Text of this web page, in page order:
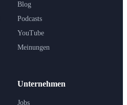
Blog
Podcasts
YouTube
Meinungen
Unternehmen
Jobs